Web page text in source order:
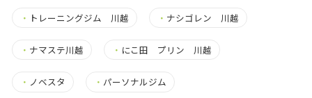
・ トレーニングジム 川越 ・ ナシゴレン 川越
・ ナマステ川越 ・ にこ田 プリン 川越
・ ノベスタ ・ パーソナルジム